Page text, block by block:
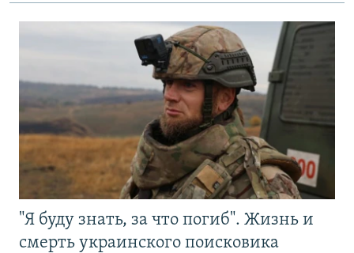
"Я буду знать, за что погиб". Жизнь и
смерть украинского поисковика